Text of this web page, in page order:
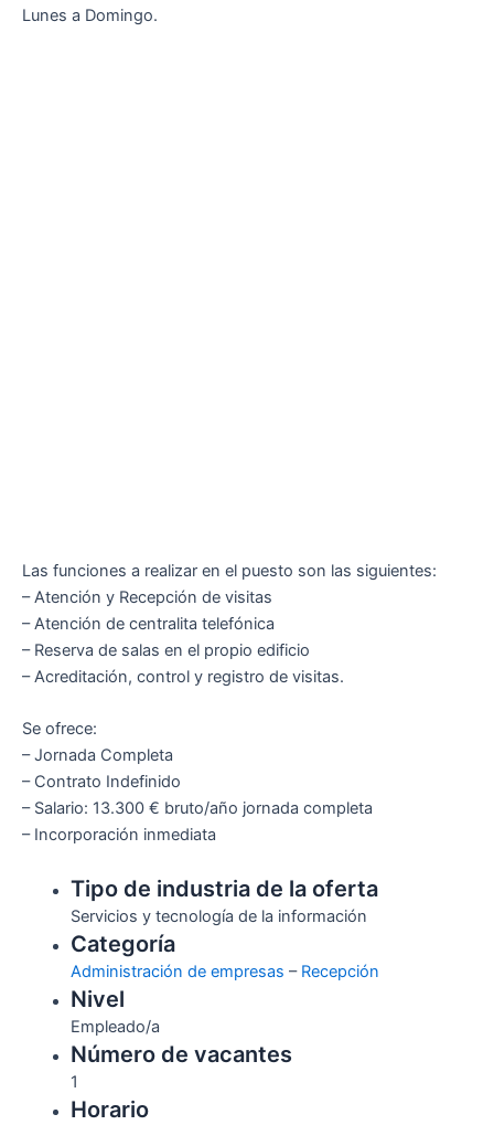
Lunes a Domingo.
Las funciones a realizar en el puesto son las siguientes:
– Atención y Recepción de visitas
– Atención de centralita telefónica
– Reserva de salas en el propio edificio
– Acreditación, control y registro de visitas.
Se ofrece:
– Jornada Completa
– Contrato Indefinido
– Salario: 13.300 € bruto/año jornada completa
– Incorporación inmediata
Tipo de industria de la oferta
Servicios y tecnología de la información
Categoría
Administración de empresas – Recepción
Nivel
Empleado/a
Número de vacantes
1
Horario